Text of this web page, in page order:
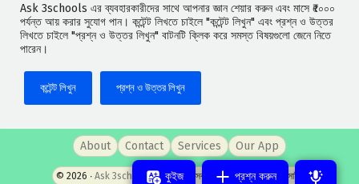
Ask 3schools এর ব্যবহারকারীদের সাথে আপনার জ্ঞান শেয়ার করুন এবং মাসে ₹৫০০০
পর্যন্ত আয় করার সুযোগ পান। কন্টেন্ট লিখতে চাইলে "কন্টেন্ট লিখুন" এবং প্রশ্ন ও উত্তর
লিখতে চাইলে "প্রশ্ন ও উত্তর লিখুন" বাটনটি ক্লিক করে সমস্ত বিষয়গুলো জেনে নিতে
পারেন।
কন্টেন্ট লিখুন প্রশ্ন ও উত্তর লিখুন
About Contact Services Our App
© 2026 ‧ Ask 3schools- পশ্চিমবঙ্গের সবচেয়ে জনপ্রিয় প্রশ্নোত্তর সাইট
কুইজ প্রশ্ন করুন